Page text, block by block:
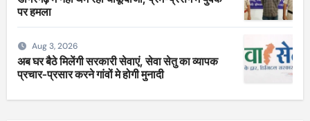
पर हमला
Aug 3, 2026
अब घर बैठे मिलेंगी सरकारी सेवाएं, सेवा सेतु का व्यापक
प्रचार-प्रसार करने गांवों मे होगी मुनादी